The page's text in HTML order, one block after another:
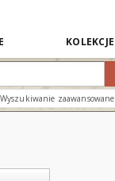
KOLEKCJE
Wyszukiwanie zaawansowane